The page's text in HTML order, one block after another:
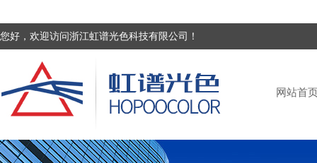
您好，欢迎访问浙江虹谱光色科技有限公司！
网站首